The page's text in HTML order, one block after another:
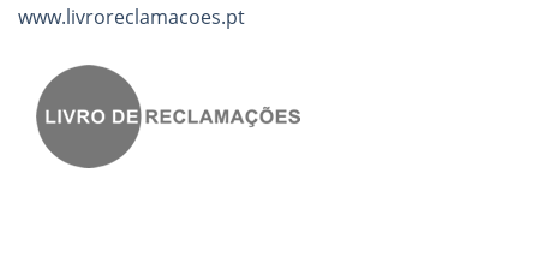
www.livroreclamacoes.pt